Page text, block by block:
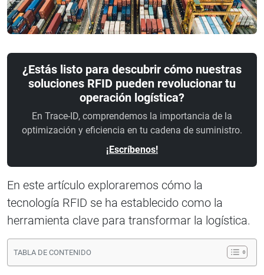
¿Estás listo para descubrir cómo nuestras
soluciones RFID pueden revolucionar tu
operación logística?
En Trace-ID, comprendemos la importancia de la
optimización y eficiencia en tu cadena de suministro.
¡Escríbenos!
En este artículo exploraremos cómo la
tecnología RFID se ha establecido como la
herramienta clave para transformar la logística.
TABLA DE CONTENIDO